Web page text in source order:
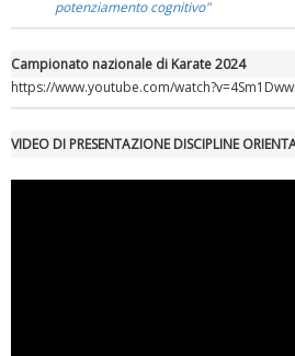
potenziamento cognitivo"
Campionato nazionale di Karate 2024
https://www.youtube.com/
VIDEO DI PRESENTAZIONE DISCIPLINE